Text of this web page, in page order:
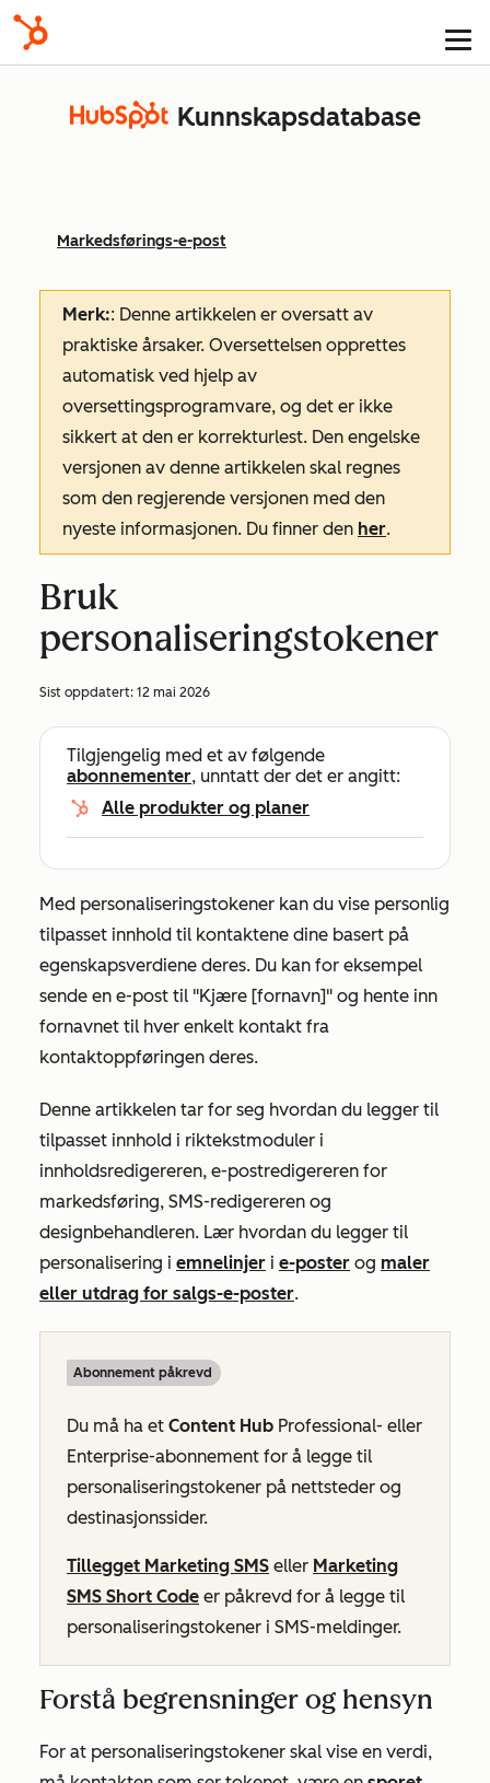
Kunnskapsdatabase
Markedsførings-e-post
Merk:: Denne artikkelen er oversatt av
praktiske årsaker. Oversettelsen opprettes
automatisk ved hjelp av
oversettingsprogramvare, og det er ikke
sikkert at den er korrekturlest. Den engelske
versjonen av denne artikkelen skal regnes
som den regjerende versjonen med den
nyeste informasjonen. Du finner den her.
Bruk
personaliseringstokener
Sist oppdatert: 12 mai 2026
Tilgjengelig med et av følgende
abonnementer, unntatt der det er angitt:
Alle produkter og planer
Med personaliseringstokener kan du vise personlig
tilpasset innhold til kontaktene dine basert på
egenskapsverdiene deres. Du kan for eksempel
sende en e-post til "Kjære [fornavn]" og hente inn
fornavnet til hver enkelt kontakt fra
kontaktoppføringen deres.
Denne artikkelen tar for seg hvordan du legger til
tilpasset innhold i riktekstmoduler i
innholdsredigereren, e-postredigereren for
markedsføring, SMS-redigereren og
designbehandleren. Lær hvordan du legger til
personalisering i emnelinjer i e-poster og maler
eller utdrag for salgs-e-poster.
Abonnement påkrevd
Du må ha et Content Hub Professional- eller
Enterprise-abonnement for å legge til
personaliseringstokener på nettsteder og
destinasjonssider.
Tillegget Marketing SMS eller Marketing
SMS Short Code er påkrevd for å legge til
personaliseringstokener i SMS-meldinger.
Forstå begrensninger og hensyn
For at personaliseringstokener skal vise en verdi,